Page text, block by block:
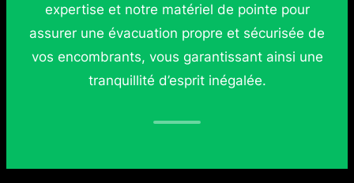
expertise et notre matériel de pointe pour
assurer une évacuation propre et sécurisée de
vos encombrants, vous garantissant ainsi une
tranquillité d’esprit inégalée.